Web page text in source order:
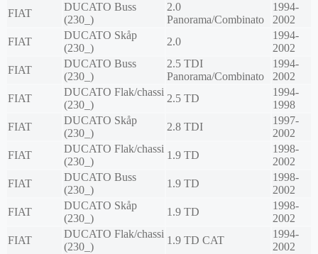
FIAT
DUCATO Buss
(230_)
2.0
Panorama/Combinato
1994-
2002
FIAT
DUCATO Skåp
(230_)
2.0
1994-
2002
FIAT
DUCATO Buss
(230_)
2.5 TDI
Panorama/Combinato
1994-
2002
FIAT
DUCATO Flak/chassi
(230_)
2.5 TD
1994-
1998
FIAT
DUCATO Skåp
(230_)
2.8 TDI
1997-
2002
FIAT
DUCATO Flak/chassi
(230_)
1.9 TD
1998-
2002
FIAT
DUCATO Buss
(230_)
1.9 TD
1998-
2002
FIAT
DUCATO Skåp
(230_)
1.9 TD
1998-
2002
FIAT
DUCATO Flak/chassi
(230_)
1.9 TD CAT
1994-
2002